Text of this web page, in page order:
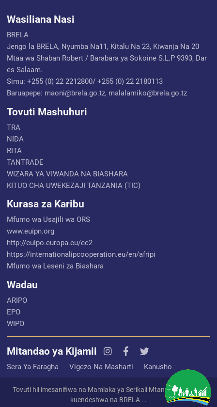
Wasiliana Nasi
BRELA
Jengo la BRELA, Nyumba Na11, Kitalu Na 23, Kiwanja Na 20
Mtaa wa Shaban Robert / Barabara ya Sokoine S.L.P 9393, Dar
es Salaam.
Simu: +255 (0) 22 2212800/ +255 (0) 22 2180113
Baruapepe: maoni@brela.go.tz, malalamiko@brela.go.tz
Tovuti Mashuhuri
TRA
NIDA
RITA
TANTRADE
WIZARA YA VIWANDA NA BIASHARA
KITUO CHA UWEKEZAJI TANZANIA (TIC)
Kurasa za Karibu
Mfumo wa Usajili wa ORS
www.euipn.org
http://euipo.europa.eu/ec2
https://internationalipcooperation.eu/en/afripi
Mfumo wa Leseni za Biashara
Wadau
ARIPO
EPO
WIPO
Mitandao ya Kijamii
Sera Ya Faragha Vigezo Na Masharti Kanusho
Tovuti hii imesanifiwa na Mamlaka ya Serikali Mtandao (EGA) na
kuendeshwa na BRELA . .